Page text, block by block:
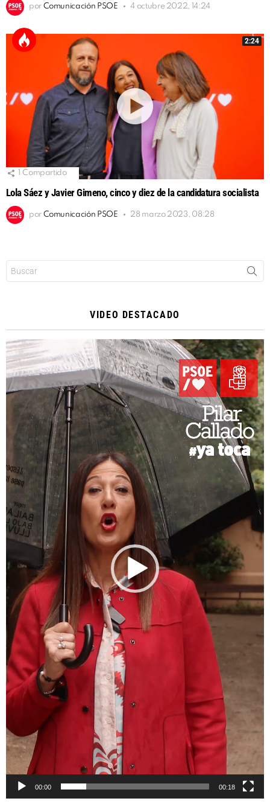
por Comunicación PSOE 4 octubre 2022, 14:24
2:24
Compartido
Lola Sáez y Javier Gimeno, cinco y diez de la candidatura socialista
por Comunicación PSOE 28 marzo 2023, 08:28
VIDEO DESTACADO
Reproductor
de
vídeo
00:00 00:18